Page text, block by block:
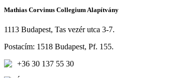
Mathias Corvinus Collegium Alapítvány
1113 Budapest, Tas vezér utca 3-7.
Postacím: 1518 Budapest, Pf. 155.
+36 30 137 55 30